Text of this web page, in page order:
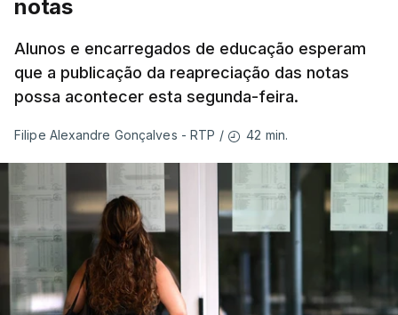
notas
Alunos e encarregados de educação esperam
que a publicação da reapreciação das notas
possa acontecer esta segunda-feira.
Filipe Alexandre Gonçalves - RTP / 42 min.